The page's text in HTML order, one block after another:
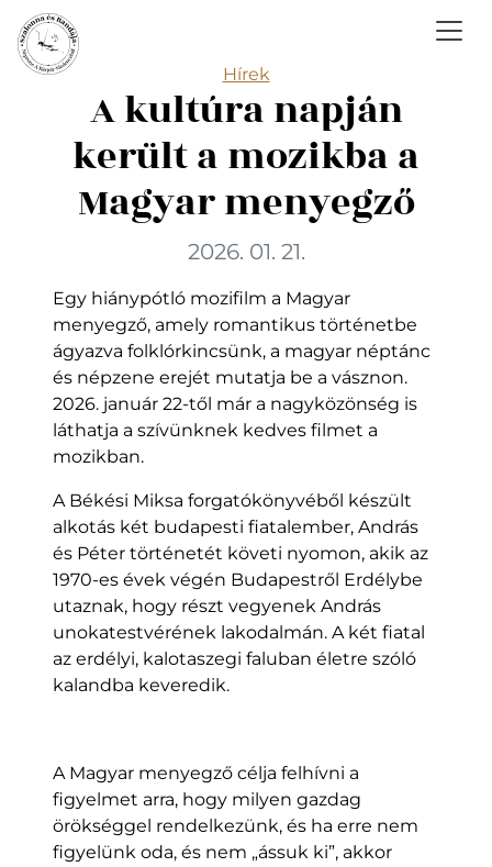
Categories
Hírek
A kultúra napján
került a mozikba a
Magyar menyegző
2026. 01. 21.
Egy hiánypótló mozifilm a Magyar
menyegző, amely romantikus történetbe
ágyazva folklórkincsünk, a magyar néptánc
és népzene erejét mutatja be a vásznon.
2026. január 22-től már a nagyközönség is
láthatja a szívünknek kedves filmet a
mozikban.
A Békési Miksa forgatókönyvéből készült
alkotás két budapesti fiatalember, András
és Péter történetét követi nyomon, akik az
1970-es évek végén Budapestről Erdélybe
utaznak, hogy részt vegyenek András
unokatestvérének lakodalmán. A két fiatal
az erdélyi, kalotaszegi faluban életre szóló
kalandba keveredik.
A Magyar menyegző célja felhívni a
figyelmet arra, hogy milyen gazdag
örökséggel rendelkezünk, és ha erre nem
figyelünk oda, és nem „ássuk ki”, akkor